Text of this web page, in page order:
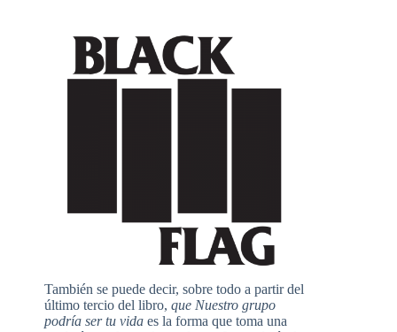
También se puede decir, sobre todo a partir del
último tercio del libro, que Nuestro grupo
podría ser tu vida es la forma que toma una